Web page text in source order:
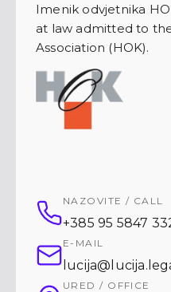
Imenik odvjetnika
at law admitted to
Association (HOK).
NAZOVITE / CALL
+385 95 5847
E-MAIL
URED / OFFICE